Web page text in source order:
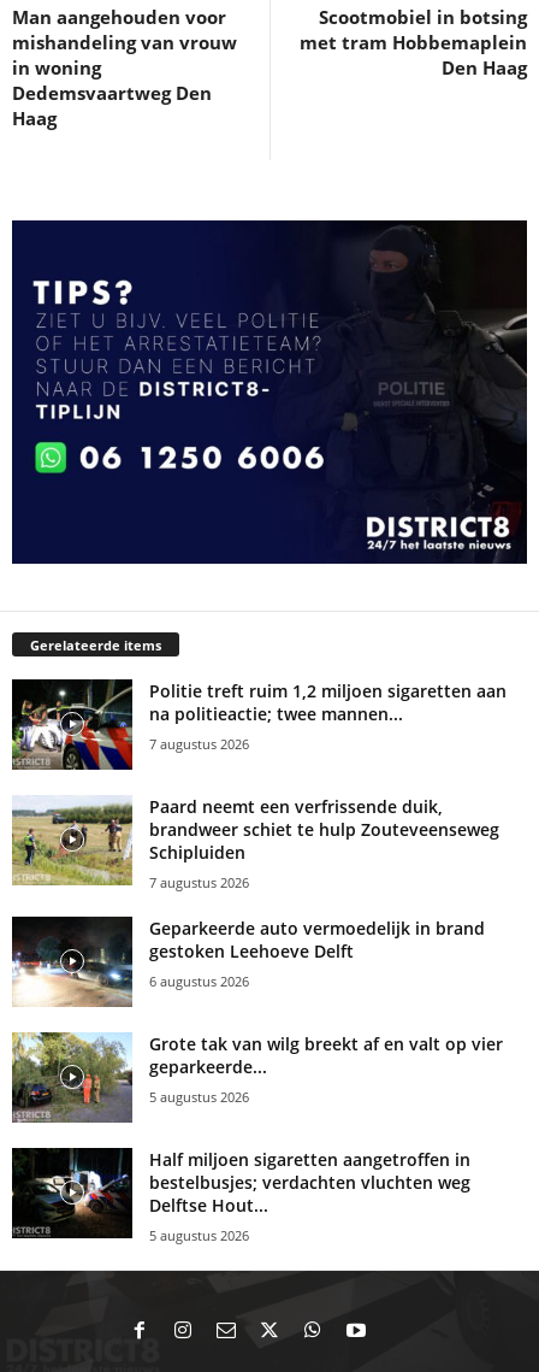
Man aangehouden voor
mishandeling van vrouw
in woning
Dedemsvaartweg Den
Haag
Scootmobiel in botsing
met tram Hobbemaplein
Den Haag
Gerelateerde items
Politie treft ruim 1,2 miljoen sigaretten aan
na politieactie; twee mannen...
7 augustus 2026
Paard neemt een verfrissende duik,
brandweer schiet te hulp Zouteveenseweg
Schipluiden
7 augustus 2026
Geparkeerde auto vermoedelijk in brand
gestoken Leehoeve Delft
6 augustus 2026
Grote tak van wilg breekt af en valt op vier
geparkeerde...
5 augustus 2026
Half miljoen sigaretten aangetroffen in
bestelbusjes; verdachten vluchten weg
Delftse Hout...
5 augustus 2026